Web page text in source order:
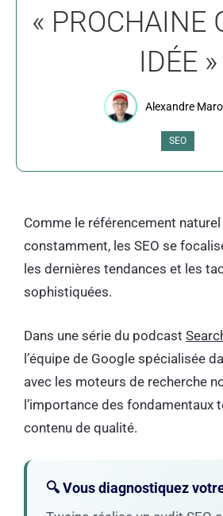
« PROCHAINE
IDÉE »
Alexandre
SEO
Comme le référencement
constamment, les SEO se
les dernières tendances et les
sophistiquées.
Dans une série du podcast
l’équipe de Google spécialisée
avec les moteurs de recherche
l’importance des fondamentaux
contenu de qualité.
🔍 Vous diagnostiquez